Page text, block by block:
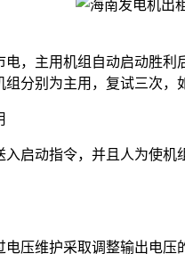
，主用机组自动启动胜
分别为主用，复试三次，
启动指令，并且人为使
压维护采取调整输出电